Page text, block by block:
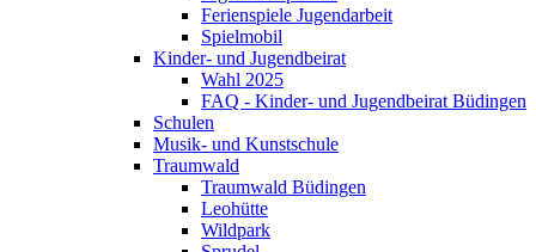
Ferienspiele Jugendarbeit
Spielmobil
Kinder- und Jugendbeirat
Wahl 2025
FAQ - Kinder- und Jugendbeirat Büdingen
Schulen
Musik- und Kunstschule
Traumwald
Traumwald Büdingen
Leohütte
Wildpark